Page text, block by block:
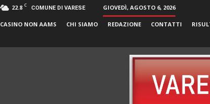
22.8 C COMUNE DI VARESE GIOVEDÌ, AGOSTO 6, 2026
CASINO NON AAMS CHI SIAMO REDAZIONE CONTATTI